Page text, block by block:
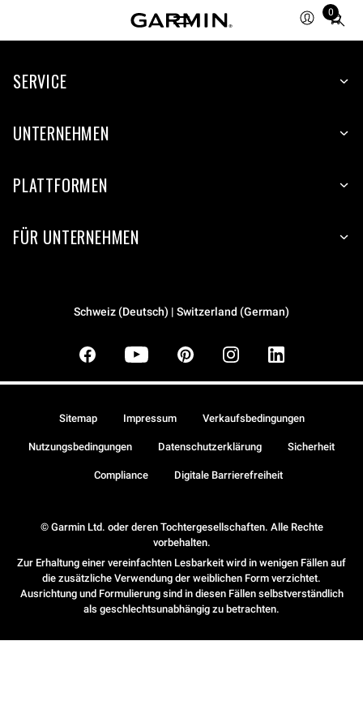
0
Total
items
cart:
SERVICE
UNTERNEHMEN
PLATTFORMEN
FÜR UNTERNEHMEN
Schweiz (Deutsch) | Switzerland (German)
© Garmin Ltd. oder deren Tochtergesellschaften. Alle Rechte
vorbehalten.
Zur Erhaltung einer vereinfachten Lesbarkeit wird in wenigen Fällen auf
die zusätzliche Verwendung der weiblichen Form verzichtet.
Ausrichtung und Formulierung sind in diesen Fällen selbstverständlich
als geschlechtsunabhängig zu betrachten.
Sitemap Impressum Verkaufsbedingungen
Nutzungsbedingungen Datenschutzerklärung Sicherheit
Compliance Digitale Barrierefreiheit